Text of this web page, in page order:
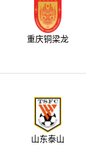
重庆铜梁龙
山东泰山